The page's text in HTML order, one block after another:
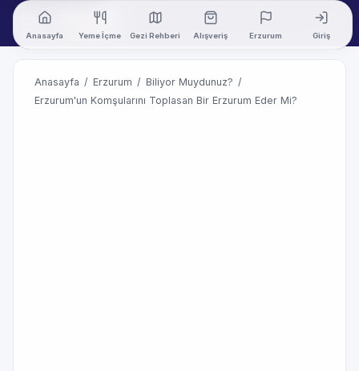
Anasayfa Yeme İçme Gezi Rehberi Alışveriş Erzurum Giriş
Anasayfa / Erzurum / Biliyor Muydunuz? /
Erzurum'un Komşularını Toplasan Bir Erzurum Eder Mi?